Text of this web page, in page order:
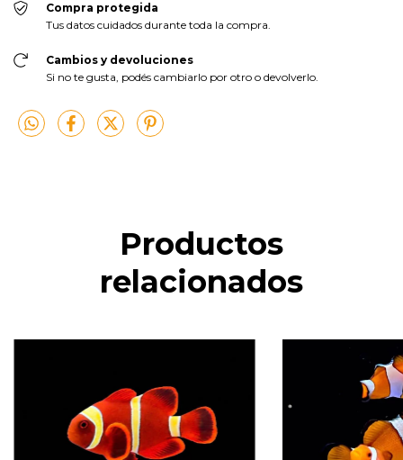
Compra protegida
Tus datos cuidados durante toda la compra.
Cambios y devoluciones
Si no te gusta, podés cambiarlo por otro o devolverlo.
Productos
relacionados